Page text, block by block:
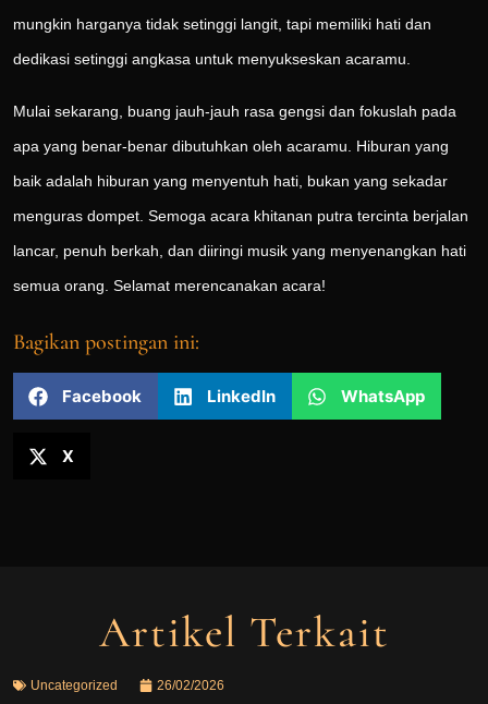
mungkin harganya tidak setinggi langit, tapi memiliki hati dan
dedikasi setinggi angkasa untuk menyukseskan acaramu.
Mulai sekarang, buang jauh-jauh rasa gengsi dan fokuslah pada
apa yang benar-benar dibutuhkan oleh acaramu. Hiburan yang
baik adalah hiburan yang menyentuh hati, bukan yang sekadar
menguras dompet. Semoga acara khitanan putra tercinta berjalan
lancar, penuh berkah, dan diiringi musik yang menyenangkan hati
semua orang. Selamat merencanakan acara!
Bagikan postingan ini:
Facebook LinkedIn WhatsApp
X
Artikel Terkait
Uncategorized 26/02/2026